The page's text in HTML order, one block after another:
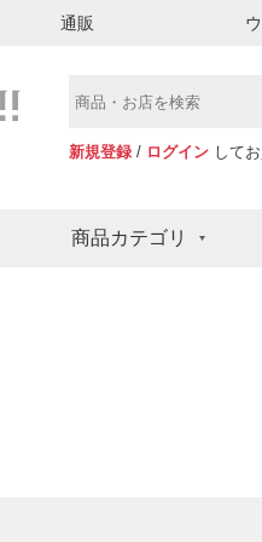
通販
新規登録 / ログイン して
商品カテゴリ